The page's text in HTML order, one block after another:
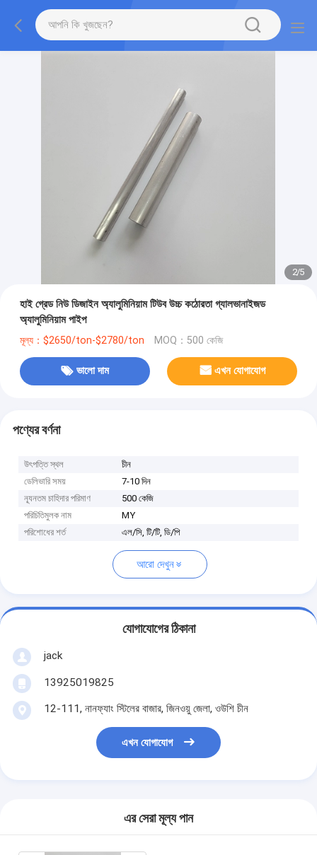
2/5
হাই গ্রেড নিউ ডিজাইন অ্যালুমিনিয়াম টিউব উচ্চ কঠোরতা গ্যালভানাইজড
অ্যালুমিনিয়াম পাইপ
মূল্য：$2650/ton-$2780/ton MOQ：500 কেজি
ভালো দাম এখন যোগাযোগ
পণ্যের বর্ণনা
উৎপত্তি স্থল
চীন
ডেলিভারি সময়
7-10 দিন
ন্যূনতম চাহিদার পরিমাণ
500 কেজি
পরিচিতিমুলক নাম
MY
পরিশোধের শর্ত
এল/সি, টি/টি, ডি/পি
আরো দেখুন
যোগাযোগের ঠিকানা
jack
13925019825
12-111, নানফ্যাং স্টিলের বাজার, জিনওয়ু জেলা, ওউশি চীন
এখন যোগাযোগ
এর সেরা মূল্য পান